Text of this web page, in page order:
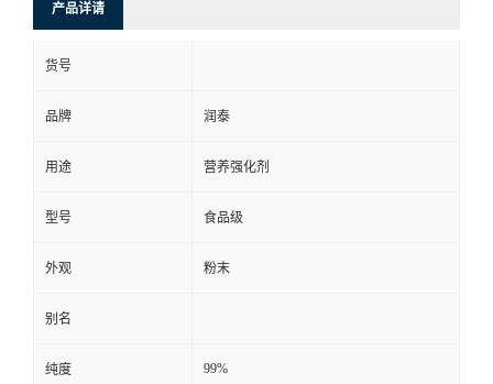
产品详请
货号
品牌 润泰
用途 营养强化剂
型号 食品级
外观 粉末
别名
纯度 99%